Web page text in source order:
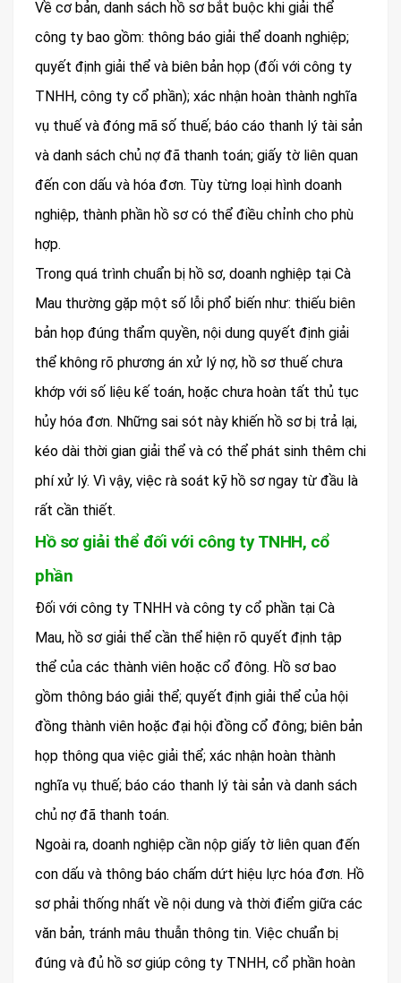
Về cơ bản, danh sách hồ sơ bắt buộc khi giải thể
công ty bao gồm: thông báo giải thể doanh nghiệp;
quyết định giải thể và biên bản họp (đối với công ty
TNHH, công ty cổ phần); xác nhận hoàn thành nghĩa
vụ thuế và đóng mã số thuế; báo cáo thanh lý tài sản
và danh sách chủ nợ đã thanh toán; giấy tờ liên quan
đến con dấu và hóa đơn. Tùy từng loại hình doanh
nghiệp, thành phần hồ sơ có thể điều chỉnh cho phù
hợp.
Trong quá trình chuẩn bị hồ sơ, doanh nghiệp tại Cà
Mau thường gặp một số lỗi phổ biến như: thiếu biên
bản họp đúng thẩm quyền, nội dung quyết định giải
thể không rõ phương án xử lý nợ, hồ sơ thuế chưa
khớp với số liệu kế toán, hoặc chưa hoàn tất thủ tục
hủy hóa đơn. Những sai sót này khiến hồ sơ bị trả lại,
kéo dài thời gian giải thể và có thể phát sinh thêm chi
phí xử lý. Vì vậy, việc rà soát kỹ hồ sơ ngay từ đầu là
rất cần thiết.
Hồ sơ giải thể đối với công ty TNHH, cổ
phần
Đối với công ty TNHH và công ty cổ phần tại Cà
Mau, hồ sơ giải thể cần thể hiện rõ quyết định tập
thể của các thành viên hoặc cổ đông. Hồ sơ bao
gồm thông báo giải thể; quyết định giải thể của hội
đồng thành viên hoặc đại hội đồng cổ đông; biên bản
họp thông qua việc giải thể; xác nhận hoàn thành
nghĩa vụ thuế; báo cáo thanh lý tài sản và danh sách
chủ nợ đã thanh toán.
Ngoài ra, doanh nghiệp cần nộp giấy tờ liên quan đến
con dấu và thông báo chấm dứt hiệu lực hóa đơn. Hồ
sơ phải thống nhất về nội dung và thời điểm giữa các
văn bản, tránh mâu thuẫn thông tin. Việc chuẩn bị
đúng và đủ hồ sơ giúp công ty TNHH, cổ phần hoàn